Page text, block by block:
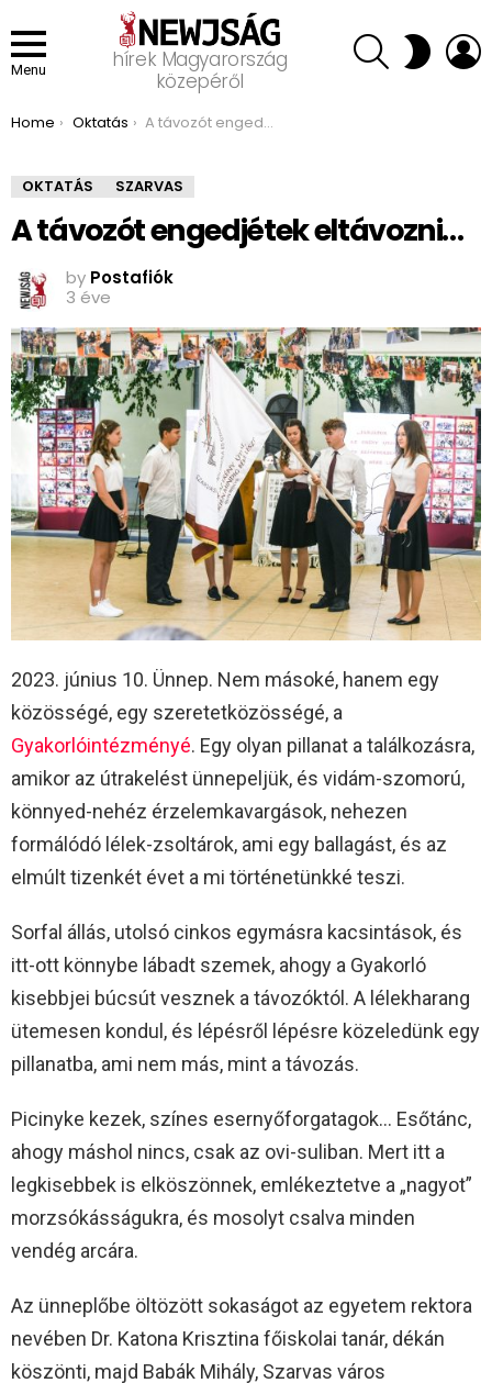
Menu
hírek Magyarország
közepéről
SEARCH SWITCH
SKIN
You are here:
Home Oktatás A távozót engedjétek eltávozni…
OKTATÁS SZARVAS
A távozót engedjétek eltávozni…
by Postafiók
3 éve
2023. június 10. Ünnep. Nem másoké, hanem egy
közösségé, egy szeretetközösségé, a
Gyakorlóintézményé. Egy olyan pillanat a találkozásra,
amikor az útrakelést ünnepeljük, és vidám-szomorú,
könnyed-nehéz érzelemkavargások, nehezen
formálódó lélek-zsoltárok, ami egy ballagást, és az
elmúlt tizenkét évet a mi történetünkké teszi.
Sorfal állás, utolsó cinkos egymásra kacsintások, és
itt-ott könnybe lábadt szemek, ahogy a Gyakorló
kisebbjei búcsút vesznek a távozóktól. A lélekharang
ütemesen kondul, és lépésről lépésre közeledünk egy
pillanatba, ami nem más, mint a távozás.
Picinyke kezek, színes esernyőforgatagok… Esőtánc,
ahogy máshol nincs, csak az ovi-suliban. Mert itt a
legkisebbek is elköszönnek, emlékeztetve a „nagyot”
morzsókásságukra, és mosolyt csalva minden
vendég arcára.
Az ünneplőbe öltözött sokaságot az egyetem rektora
nevében Dr. Katona Krisztina főiskolai tanár, dékán
köszönti, majd Babák Mihály, Szarvas város